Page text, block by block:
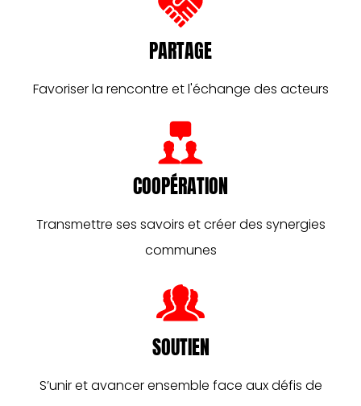
PARTAGE
Favoriser la rencontre et l'échange des acteurs
COOPÉRATION
Transmettre ses savoirs et créer des synergies
communes
SOUTIEN
S’unir et avancer ensemble face aux défis de